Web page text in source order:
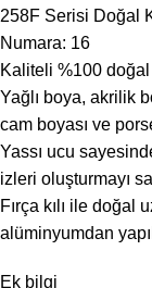
258F Serisi Doğal
Numara: 16
Kaliteli %100
Yağlı boya, akrilik
cam boyası ve
Yassı ucu
izleri oluşturmayı
Fırça kılı ile doğal
alüminyumdan
Ek bilgi